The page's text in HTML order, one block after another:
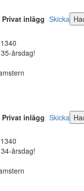
Privat inlägg Skicka
1340
årsdag!
Privat inlägg Skicka
1340
årsdag!